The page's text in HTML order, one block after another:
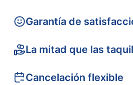
Garantía de
La mitad que las
Cancelación flexible